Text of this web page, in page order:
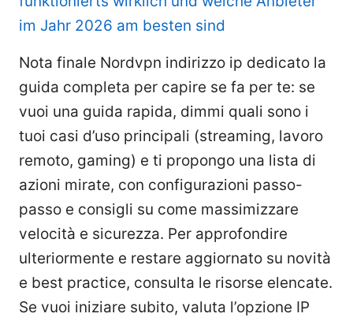
im Jahr 2026 am besten sind
Nota finale Nordvpn indirizzo ip dedicato la
guida completa per capire se fa per te: se
vuoi una guida rapida, dimmi quali sono i
tuoi casi d’uso principali (streaming, lavoro
remoto, gaming) e ti propongo una lista di
azioni mirate, con configurazioni passo-
passo e consigli su come massimizzare
velocità e sicurezza. Per approfondire
ulteriormente e restare aggiornato su novità
e best practice, consulta le risorse elencate.
Se vuoi iniziare subito, valuta l’opzione IP